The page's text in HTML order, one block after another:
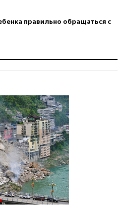
правильно обращаться с